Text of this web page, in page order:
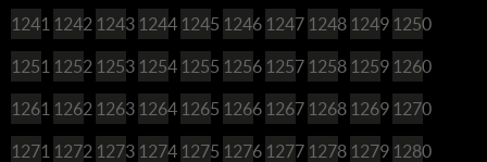
1241 1242 1243 1244 1245 1246 1247 1248 1249 1250
1251 1252 1253 1254 1255 1256 1257 1258 1259 1260
1261 1262 1263 1264 1265 1266 1267 1268 1269 1270
1271 1272 1273 1274 1275 1276 1277 1278 1279 1280